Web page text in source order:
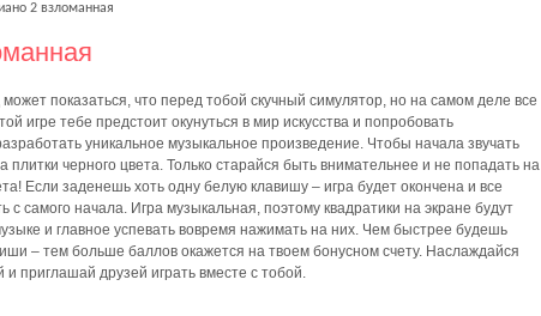
2 взломанная
показаться, что перед тобой скучный симулятор, но на самом деле все
игре тебе предстоит окунуться в мир искусства и попробовать
уникальное музыкальное произведение. Чтобы начала звучать
плитки черного цвета. Только старайся быть внимательнее и не попадать на
Если заденешь хоть одну белую клавишу – игра будет окончена и все
с самого начала. Игра музыкальная, поэтому квадратики на экране будут
и главное успевать вовремя нажимать на них. Чем быстрее будешь
– тем больше баллов окажется на твоем бонусном счету. Наслаждайся
и приглашай друзей играть вместе с тобой.